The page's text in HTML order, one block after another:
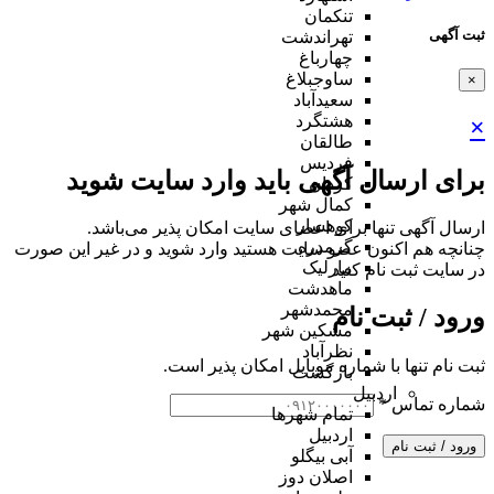
ثبت آگهی
×
×
برای ارسال آگهی باید وارد سایت شوید
ارسال آگهی تنها برای اعضای سایت امکان پذیر می‌باشد.
چنانچه هم‌ اکنون عضو سایت هستید وارد شوید و در غیر این صورت
در سایت ثبت نام کنید
ورود / ثبت نام
ثبت نام تنها با شماره موبایل امکان پذیر است.
شماره تماس*
ورود / ثبت نام
تنکمان
تهراندشت
چهارباغ
ساوجبلاغ
سعیدآباد
هشتگرد
طالقان
فردیس
کردان
کمال شهر
کوهسار
گرمدره
مارلیک
ماهدشت
محمدشهر
مشکین شهر
نظرآباد
بازگشت
اردبیل
تمام شهر‌ها
اردبیل
آبی بیگلو
اصلان دوز